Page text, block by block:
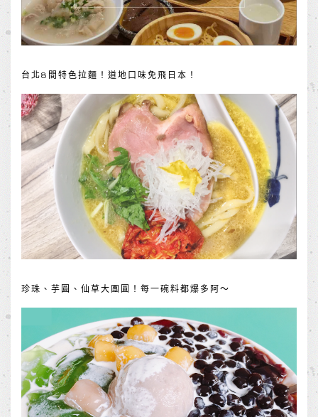
台北8間特色拉麵！道地口味免飛日本！
珍珠、芋圓、仙草大團圓！每一碗料都爆多阿～